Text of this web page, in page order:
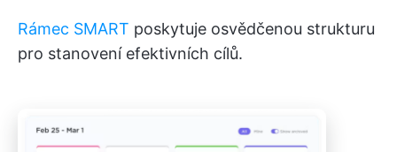
Rámec SMART poskytuje osvědčenou strukturu
pro stanovení efektivních cílů.